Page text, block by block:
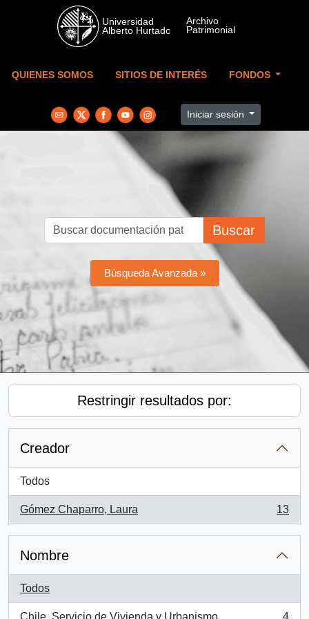
Skip to main content
QUIENES SOMOS SITIOS DE INTERÉS FONDOS
Iniciar sesión
Buscar
Búsqueda Avanzada »
Restringir resultados por:
Creador
Todos
Gómez Chaparro, Laura
, 13 resultados
13
Nombre
Todos
Chile. Servicio de Vivienda y Urbanismo 4